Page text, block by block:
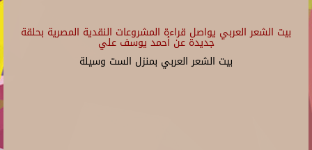
بيت الشعر العربي يواصل قراءة المشروعات النقدية المصرية بحلقة
جديدة عن أحمد يوسف علي
بيت الشعر العربي بمنزل الست وسيلة